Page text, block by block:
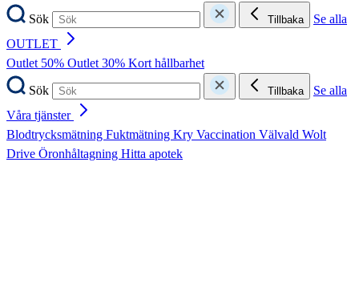
Sök
Tillbaka
Se alla
OUTLET
Outlet 50% Outlet 30% Kort hållbarhet
Sök
Tillbaka
Se alla
Våra tjänster
Blodtrycksmätning Fuktmätning Kry Vaccination Välvald Wolt
Drive Öronhåltagning Hitta apotek